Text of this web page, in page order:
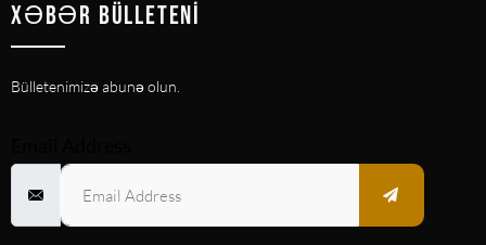
XƏBƏR BÜLLETENI
Bülletenimizə abunə olun.